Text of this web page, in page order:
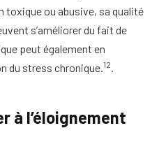
toxique ou abusive, sa qualité
s’améliorer du fait de
peut également en
du stress chronique.12.
à l’éloignement